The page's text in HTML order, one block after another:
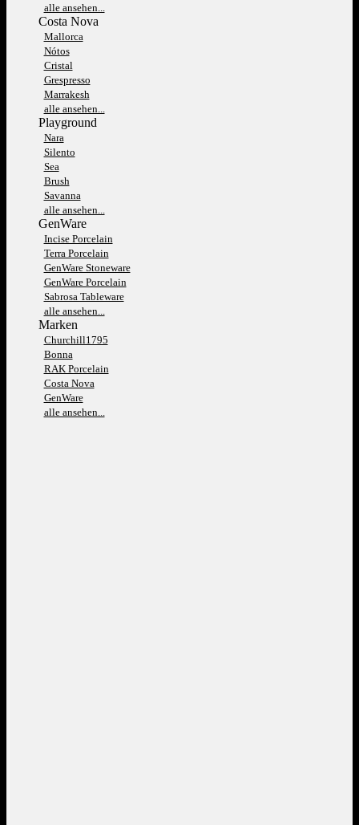
alle ansehen...
Costa Nova
Mallorca
Nótos
Cristal
Grespresso
Marrakesh
alle ansehen...
Playground
Nara
Silento
Sea
Brush
Savanna
alle ansehen...
GenWare
Incise Porcelain
Terra Porcelain
GenWare Stoneware
GenWare Porcelain
Sabrosa Tableware
alle ansehen...
Marken
Churchill1795
Bonna
RAK Porcelain
Costa Nova
GenWare
alle ansehen...